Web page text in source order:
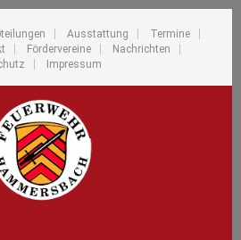
Ausstattung
Termine
Fördervereine
Nachrichten
Impressum